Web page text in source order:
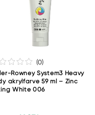
(0)
Rowney System3 Heavy
akrylfarve 59 ml – Zinc
White 006